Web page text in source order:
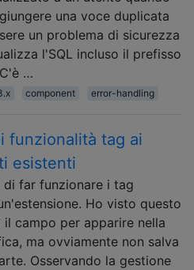
una voce duplicata
un problema di sicurezza
l'SQL incluso il prefisso
…
component error-handling
funzionalità tag ai
esistenti
di far funzionare i tag
Ho visto questo
campo per apparire nella
ma ovviamente non salva
Osservando la gestione